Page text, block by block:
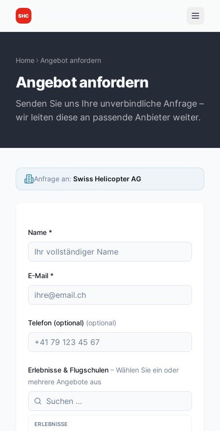
SHC
Home Angebot anfordern
Angebot anfordern
Senden Sie uns Ihre unverbindliche Anfrage –
wir leiten diese an passende Anbieter weiter.
Anfrage an: Swiss Helicopter AG
Name *
E-Mail *
Telefon (optional) (optional)
Erlebnisse & Flugschulen – Wählen Sie ein oder
mehrere Angebote aus
ERLEBNISSE